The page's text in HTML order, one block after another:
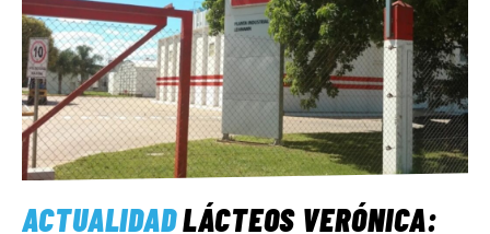
ACTUALIDADLÁCTEOS VERÓNICA: